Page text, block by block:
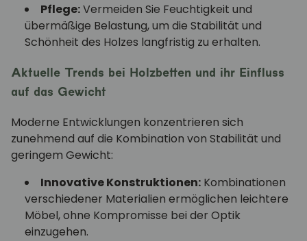
Pflege:Vermeiden Sie Feuchtigkeit und
übermäßige Belastung, um die Stabilität und
Schönheit des Holzes langfristig zu erhalten.
Aktuelle Trends bei Holzbetten und ihr Einfluss
auf das Gewicht
Moderne Entwicklungen konzentrieren sich
zunehmend auf die Kombination von Stabilität und
geringem Gewicht:
Innovative Konstruktionen: Kombinationen
verschiedener Materialien ermöglichen leichtere
Möbel, ohne Kompromisse bei der Optik
einzugehen.